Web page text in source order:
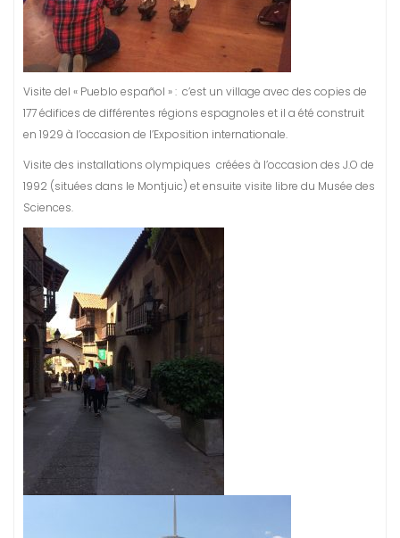
Visite del « Pueblo español » : c’est un village avec des copies de
177 édifices de différentes régions espagnoles et il a été construit
en 1929 à l’occasion de l’Exposition internationale.
Visite des installations olympiques créées à l’occasion des J.O de
1992 (situées dans le Montjuic) et ensuite visite libre du Musée des
Sciences.